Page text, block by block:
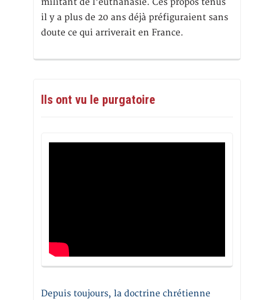
militant de l’euthanasie. Ces propos tenus
il y a plus de 20 ans déjà préfiguraient sans
doute ce qui arriverait en France.
Ils ont vu le purgatoire
Depuis toujours, la doctrine chrétienne